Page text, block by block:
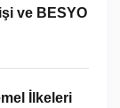
ve BESYO
İlkeleri